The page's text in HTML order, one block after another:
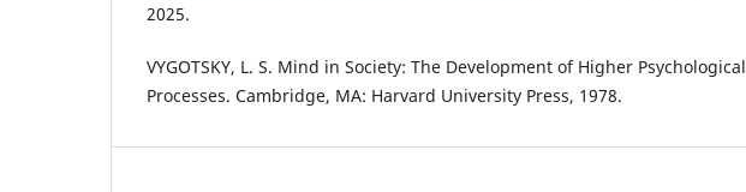
2025.
VYGOTSKY, L. S. Mind in Society: The Development of Higher Psychological
Processes. Cambridge, MA: Harvard University Press, 1978.